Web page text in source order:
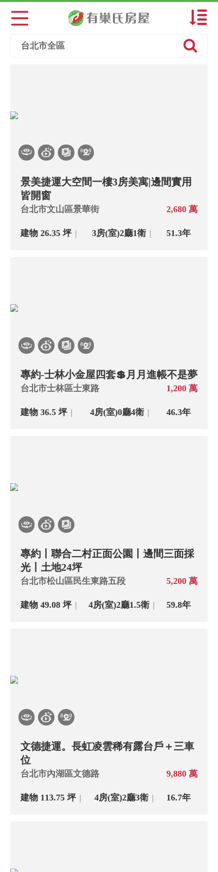
建坪大→小
主+陽大→小
台北市全區
景美捷運大空間一樓3房美寓|邊間實用
皆開窗
台北市文山區景華街 2,680 萬
建物 26.35 坪 3房(室)2廳1衛 51.3年
專約-士林小金屋四套💲月月進帳不是夢
台北市士林區士東路 1,200 萬
建物 36.5 坪 4房(室)0廳4衛 46.3年
專約丨聯合二村正面公園丨邊間三面採
光丨土地24坪
台北市松山區民生東路五段 5,200 萬
建物 49.08 坪 4房(室)2廳1.5衛 59.8年
文德捷運。長虹凌雲稀有露台戶＋三車
位
台北市內湖區文德路 9,880 萬
建物 113.75 坪 4房(室)2廳3衛 16.7年